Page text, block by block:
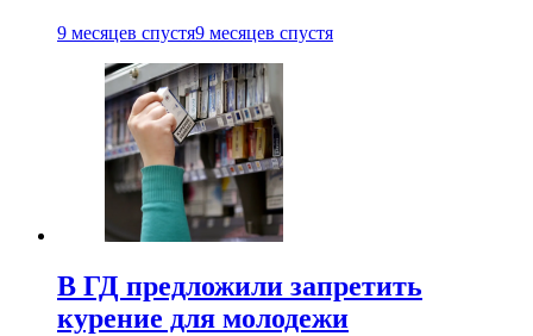
9 месяцев спустя9 месяцев спустя
В ГД предложили запретить
курение для молодежи